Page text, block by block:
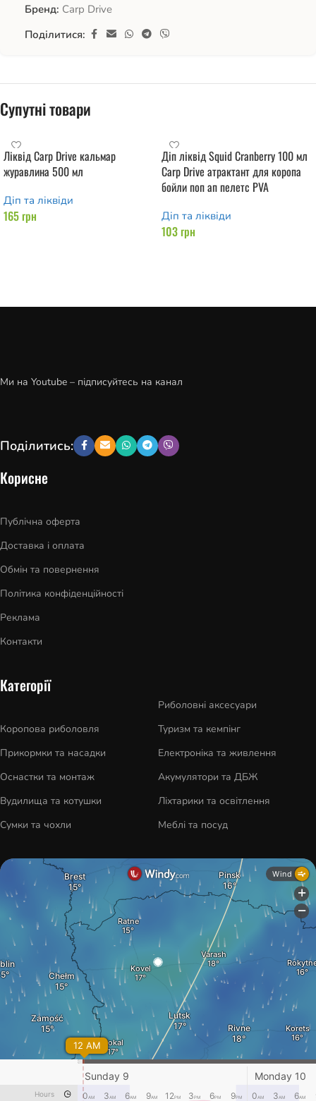
Бренд: Carp Drive
Поділитися:
Супутні товари
Ліквід Carp Drive кальмар
журавлина 500 мл
Діп та ліквіди
165грн
Діп ліквід Squid Cranberry 100 мл
Carp Drive атрактант для коропа
бойли поп ап пелетс PVA
Діп та ліквіди
103грн
Ми на Youtube – підписуйтесь на канал
Поділитись:
Корисне
Публічна оферта
Доставка і оплата
Обмін та повернення
Політика конфіденційності
Реклама
Контакти
Категорії
Коропова риболовля
Прикормки та насадки
Оснастки та монтаж
Вудилища та котушки
Сумки та чохли
Риболовні аксесуари
Туризм та кемпінг
Електроніка та живлення
Акумулятори та ДБЖ
Ліхтарики та освітлення
Меблі та посуд